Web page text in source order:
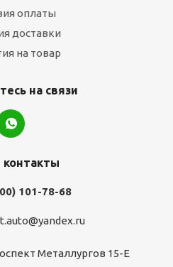
оплаты
доставки
на товар
на связи
101-78-68
Металлургов 15-Е